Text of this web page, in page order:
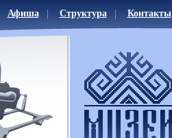
Афиша Структура Контакты